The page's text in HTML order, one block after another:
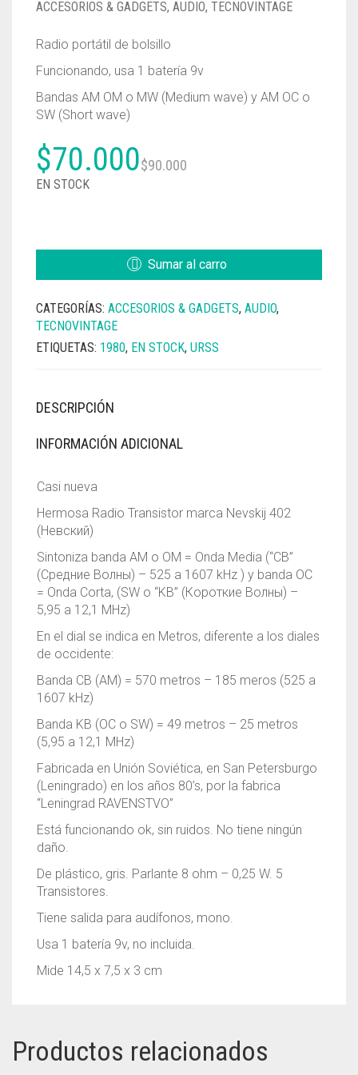
ACCESORIOS & GADGETS, AUDIO, TECNOVINTAGE
Radio portátil de bolsillo
Funcionando, usa 1 batería 9v
Bandas AM OM o MW (Medium wave) y AM OC o
SW (Short wave)
$90.000
era:
$90.000.
$70.000
es:
$70.000.
EN STOCK
(НЕВСКИЙ)
CANTIDAD
Sumar al carro
CATEGORÍAS: ACCESORIOS & GADGETS, AUDIO,
TECNOVINTAGE
ETIQUETAS: 1980, EN STOCK, URSS
DESCRIPCIÓN
INFORMACIÓN ADICIONAL
Casi nueva
Hermosa Radio Transistor marca Nevskij 402
(Невский)
Sintoniza banda AM o OM = Onda Media (“CB”
(Средние Волны) – 525 a 1607 kHz ) y banda OC
= Onda Corta, (SW o “KB” (Короткие Волны) –
5,95 a 12,1 MHz)
En el dial se indica en Metros, diferente a los diales
de occidente:
Banda CB (AM) = 570 metros – 185 meros (525 a
1607 kHz)
Banda KB (OC o SW) = 49 metros – 25 metros
(5,95 a 12,1 MHz)
Fabricada en Unión Soviética, en San Petersburgo
(Leningrado) en los años 80’s, por la fabrica
“Leningrad RAVENSTVO”
Está funcionando ok, sin ruidos. No tiene ningún
daño.
De plástico, gris. Parlante 8 ohm – 0,25 W. 5
Transistores.
Tiene salida para audífonos, mono.
Usa 1 batería 9v, no incluida.
Mide 14,5 x 7,5 x 3 cm
Productos relacionados